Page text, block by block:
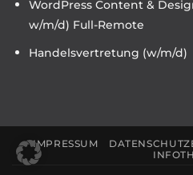
WordPress Content &
w/m/d) Full-Remote
Handelsvertretung (w/m/d)
IMPRESSUM